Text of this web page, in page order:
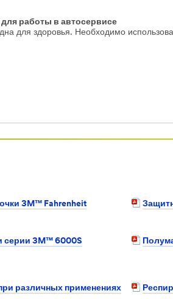
работы в автосервисе
для здоровья. Необходимо
3M™ Fahrenheit
серии 3M™ 6000S
различных применениях